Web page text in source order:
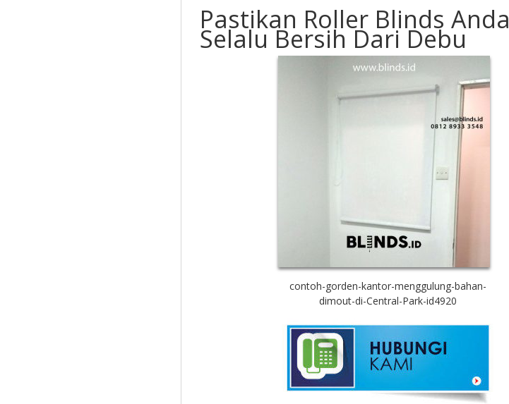
Pastikan Roller Blinds Anda
Selalu Bersih Dari Debu
contoh-gorden-kantor-menggulung-bahan-
dimout-di-Central-Park-id4920